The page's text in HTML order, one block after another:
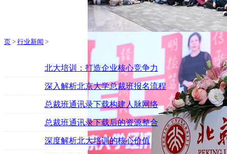
页 > 行业新闻 >
北大培训：打造企业核心竞争力
深入解析北京大学总裁班报名流程
总裁班通讯录下载构建人脉网络
总裁班通讯录下载后的资源整合
深度解析北大培训的核心价值